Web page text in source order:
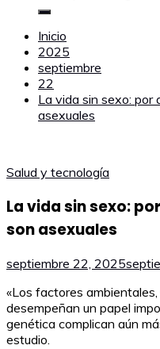
Inicio
2025
septiembre
22
La vida sin sexo: por
asexuales
Salud y tecnología
La vida sin sexo:
son asexuales
septiembre 22, 2025
«Los factores
desempeñan un papel
genética complican aún
estudio.